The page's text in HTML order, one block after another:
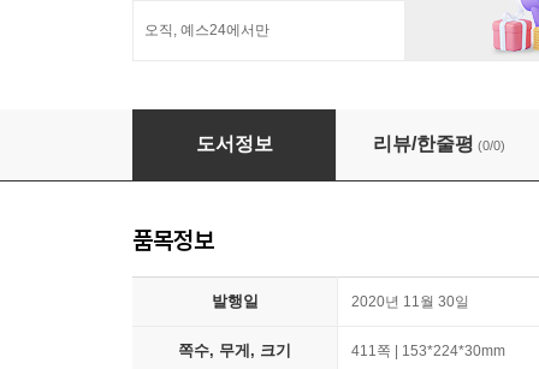
오직, 예스24에서만
도서정보 리뷰/한줄평 (0/0)
품목정보
발행일 2020년 11월 30일
쪽수, 무게, 크기 411쪽 | 153*224*30mm